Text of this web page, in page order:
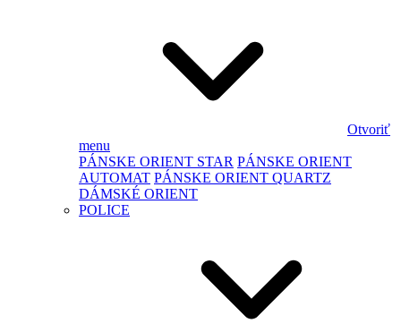
Otvoriť
menu
PÁNSKE ORIENT STAR PÁNSKE ORIENT
AUTOMAT PÁNSKE ORIENT QUARTZ
DÁMSKÉ ORIENT
POLICE